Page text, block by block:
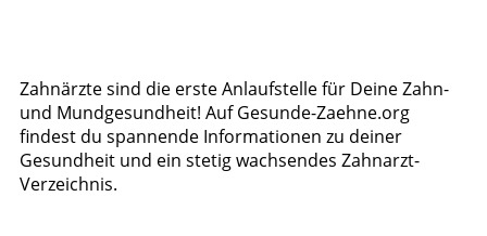
Zahnärzte sind die erste Anlaufstelle für Deine Zahn-
und Mundgesundheit! Auf Gesunde-Zaehne.org
findest du spannende Informationen zu deiner
Gesundheit und ein stetig wachsendes Zahnarzt-
Verzeichnis.